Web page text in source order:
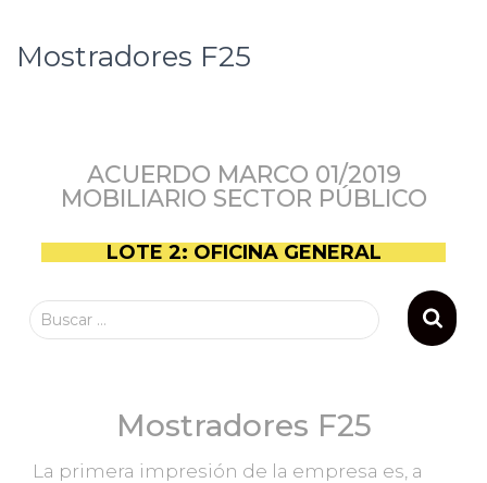
Mostradores F25
ACUERDO MARCO 01/2019
MOBILIARIO SECTOR PÚBLICO
LOTE 2: OFICINA GENERAL
Buscar …
Mostradores F25
La primera impresión de la empresa es, a